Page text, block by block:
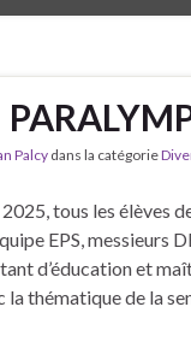
Palcy dans la catégorie
tous les élèves
EPS, messieurs
d’éducation et
la thématique de la